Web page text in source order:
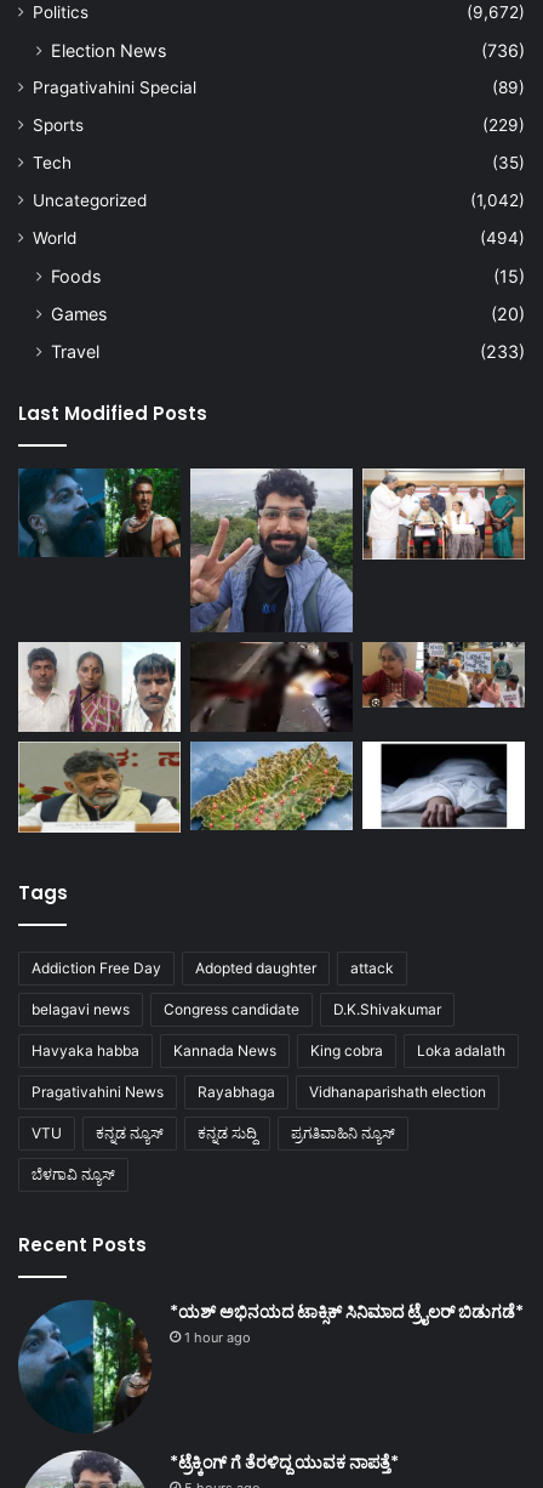
Politics
(9,672)
Election News (736)
Pragativahini Special
(89)
Sports
(229)
Tech
(35)
Uncategorized
(1,042)
World
(494)
Foods
(15)
Games
(20)
Travel
(233)
Last Modified Posts
Tags
Addiction Free Day Adopted daughter attack
belagavi news Congress candidate D.K.Shivakumar
Havyaka habba Kannada News King cobra Loka adalath
Pragativahini News Rayabhaga Vidhanaparishath election
VTU ಕನ್ನಡ ನ್ಯೂಸ್ ಕನ್ನಡ ಸುದ್ದಿ ಪ್ರಗತಿವಾಹಿನಿ ನ್ಯೂಸ್
ಬೆಳಗಾವಿ ನ್ಯೂಸ್
Recent Posts
*ಯಶ್ ಅಭಿನಯದ ಟಾಕ್ಸಿಕ್ ಸಿನಿಮಾದ ಟ್ರೈಲರ್ ಬಿಡುಗಡೆ*
1 hour ago
*ಟ್ರೆಕ್ಕಿಂಗ್ ಗೆ ತೆರಳಿದ್ದ ಯುವಕ ನಾಪತ್ತೆ*